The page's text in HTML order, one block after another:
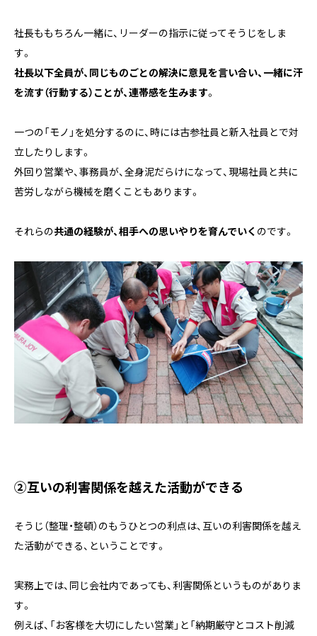
社長ももちろん一緒に、リーダーの指示に従ってそうじをしま
す。
社長以下全員が、同じものごとの解決に意見を言い合い、一緒に汗
を流す（行動する）ことが、連帯感を生みます。
一つの「モノ」を処分するのに、時には古参社員と新入社員とで対
立したりします。
外回り営業や、事務員が、全身泥だらけになって、現場社員と共に
苦労しながら機械を磨くこともあります。
それらの共通の経験が、相手への思いやりを育んでいく のです。
②互いの利害関係を越えた活動ができる
そうじ（整理・整頓）のもうひとつの利点は、互いの利害関係を越え
た活動ができる、ということです。
実務上では、同じ会社内であっても、利害関係というものがありま
す。
例えば、「お客様を大切にしたい営業」と「納期厳守とコスト削減